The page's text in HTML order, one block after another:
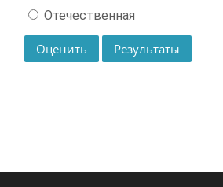
Отечественная